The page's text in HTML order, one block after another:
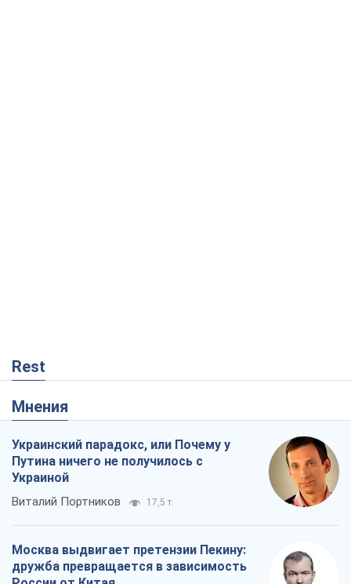
Rest
Мнения
Украинский парадокс, или Почему у
Путина ничего не получилось с
Украиной
Виталий Портников 17,5 т.
Москва выдвигает претензии Пекину:
дружба превращается в зависимость